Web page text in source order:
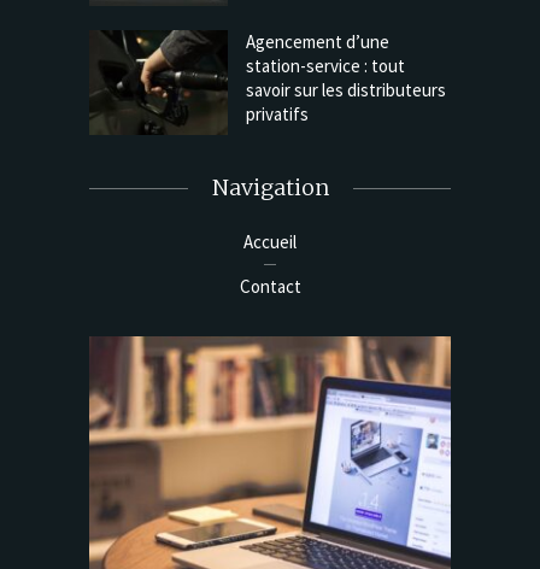
Agencement d’une
station-service : tout
savoir sur les distributeurs
privatifs
Navigation
Accueil
Contact